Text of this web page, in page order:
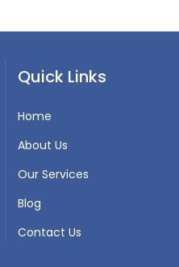
Quick Links
Home
About Us
Our Services
Blog
Contact Us